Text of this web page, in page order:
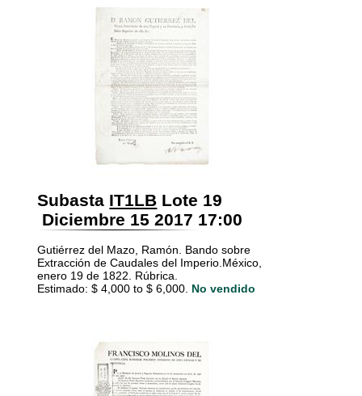
Subasta IT1LB Lote 19
Diciembre 15 2017 17:00
Gutiérrez del Mazo, Ramón. Bando sobre
Extracción de Caudales del Imperio.México,
enero 19 de 1822. Rúbrica.
Estimado: $ 4,000 to $ 6,000. No vendido